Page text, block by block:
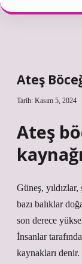
Ateş
Tarih: Kasım 5, 2024
Ateş
Güneş,
bazı balıklar
son derece
İnsanlar
kaynakları denir.